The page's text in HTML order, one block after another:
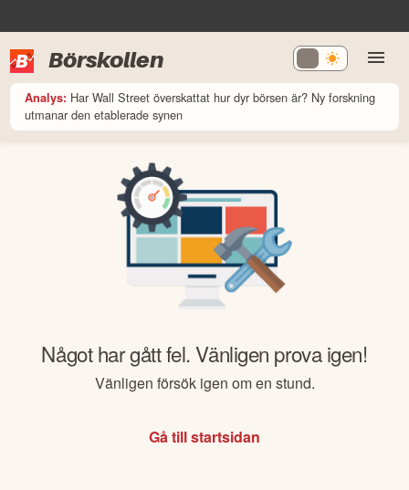
Börskollen
Analys: Har Wall Street överskattat hur dyr börsen är? Ny forskning
utmanar den etablerade synen
Något har gått fel. Vänligen prova igen!
Vänligen försök igen om en stund.
Gå till startsidan